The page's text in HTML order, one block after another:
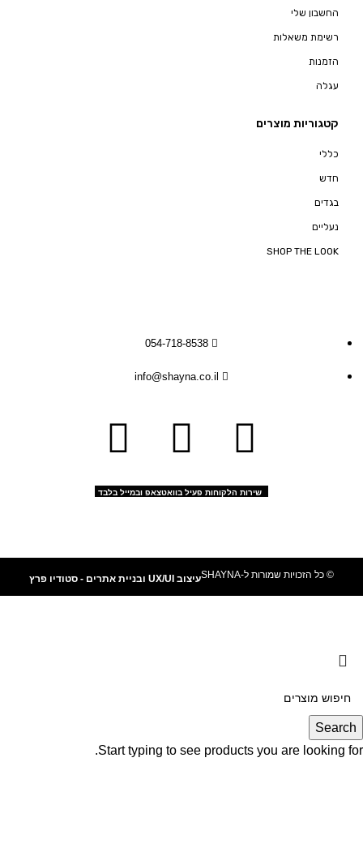
054-718-8538
info@shayna.co.il
שירות הלקוחות פעיל בוואטצאפ ובמייל בלבד
קטגוריות מוצרים
כללי
חדש
בגדים
נעליים
SHOP THE LOOK
החשבון שלי
רשימת משאלות
הזמנות
עגלה
© כל הזכויות שמורות ל-SHAYNA עיצוב UX/UI ובניית אתרים - סטודיו פרץ
Search
Start typing to see products you are looking for.